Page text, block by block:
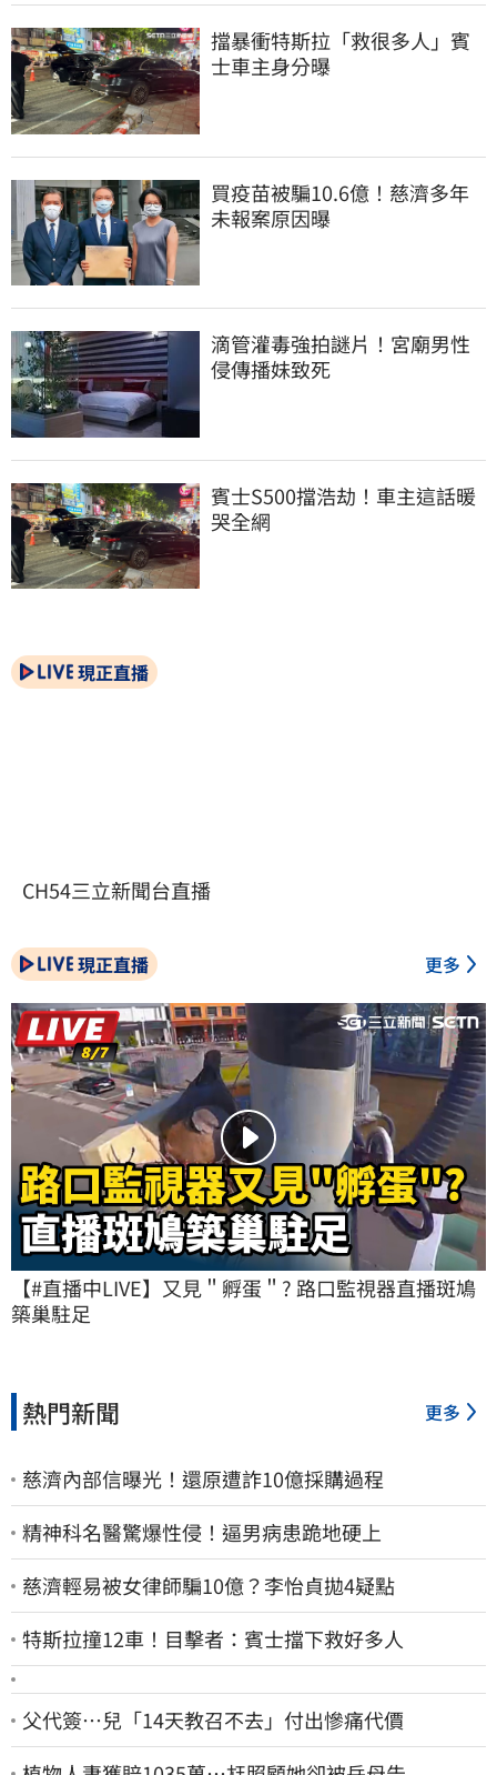
擋暴衝特斯拉「救很多人」賓
士車主身分曝
買疫苗被騙10.6億！慈濟多年
未報案原因曝
滴管灌毒強拍謎片！宮廟男性
侵傳播妹致死
賓士S500擋浩劫！車主這話暖
哭全網
現正直播
CH54三立新聞台直播
現正直播 更多
【#直播中LIVE】又見＂孵蛋＂? 路口監視器直播斑鳩
築巢駐足
熱門新聞 更多
慈濟內部信曝光！還原遭詐10億採購過程
精神科名醫驚爆性侵！逼男病患跪地硬上
慈濟輕易被女律師騙10億？李怡貞拋4疑點
特斯拉撞12車！目擊者：賓士擋下救好多人
父代簽…兒「14天教召不去」付出慘痛代價